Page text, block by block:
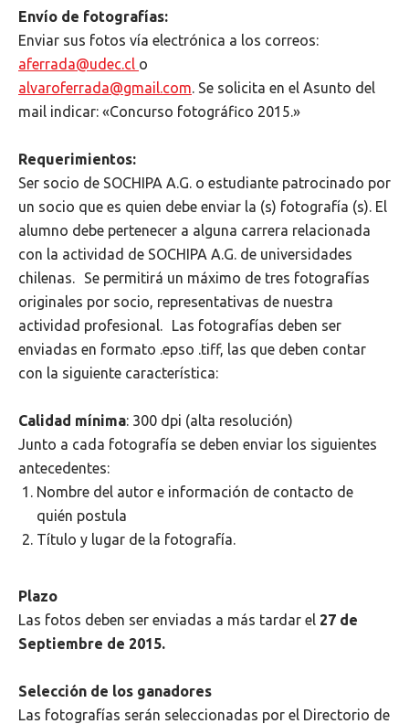
Envío de fotografías:
Enviar sus fotos vía electrónica a los correos:
aferrada@udec.cl o
alvaroferrada@gmail.com. Se solicita en el Asunto del
mail indicar: «Concurso fotográfico 2015.»
Requerimientos:
Ser socio de SOCHIPA A.G. o estudiante patrocinado por
un socio que es quien debe enviar la (s) fotografía (s). El
alumno debe pertenecer a alguna carrera relacionada
con la actividad de SOCHIPA A.G. de universidades
chilenas. Se permitirá un máximo de tres fotografías
originales por socio, representativas de nuestra
actividad profesional. Las fotografías deben ser
enviadas en formato .epso .tiff, las que deben contar
con la siguiente característica:
Calidad mínima: 300 dpi (alta resolución)
Junto a cada fotografía se deben enviar los siguientes
antecedentes:
Nombre del autor e información de contacto de
quién postula
Título y lugar de la fotografía.
Plazo
Las fotos deben ser enviadas a más tardar el 27 de
Septiembre de 2015.
Selección de los ganadores
Las fotografías serán seleccionadas por el Directorio de